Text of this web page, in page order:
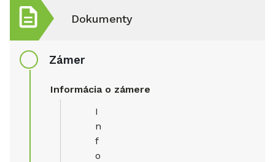
Dokumenty
Zámer
Informácia o zámere
I
n
f
o